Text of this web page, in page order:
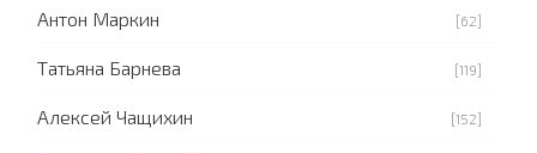
Антон Маркин [62]
Татьяна Барнева [119]
Алексей Чащихин [152]